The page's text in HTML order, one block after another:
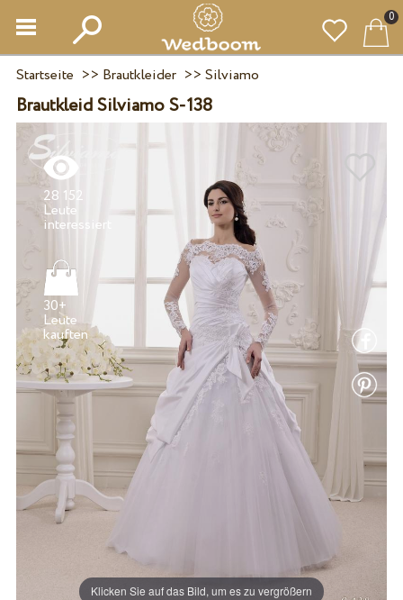
0
Startseite >> Brautkleider>> Silviamo
Brautkleid Silviamo S-138
Klicken Sie auf das Bild, um es zu vergrößern
28 152
Leute
30+
Leute
kauften